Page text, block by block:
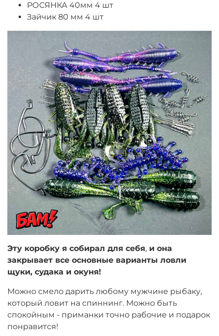
РОСЯНКА 40мм 4 шт
Зайчик 80 мм 4 шт
Эту коробку я собирал для себя, и она
закрывает все основные варианты ловли
щуки, судака и окуня!
Можно смело дарить любому мужчине рыбаку,
который ловит на спиннинг. Можно быть
спокойным - приманки точно рабочие и подарок
понравится!